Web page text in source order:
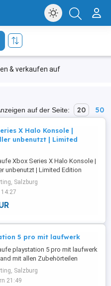
& verkaufen auf
auf der Seite: 20 50
X Halo Konsole |
unbenutzt | Limited
Xbox Series X Halo Konsole |
unbenutzt | Limited Edition
mit allen Zubehörteilen
Salzburg
14:27
5 pro mit laufwerk
playstation 5 pro mit laufwerk
mit allen Zubehörteilen
Salzburg
21:49